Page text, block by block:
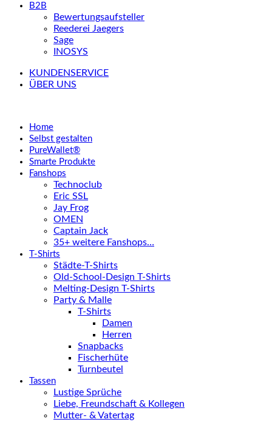
B2B
Bewertungsaufsteller
Reederei Jaegers
Sage
INOSYS
KUNDENSERVICE
ÜBER UNS
Home
Selbst gestalten
PureWallet®
Smarte Produkte
Fanshops
Technoclub
Eric SSL
Jay Frog
OMEN
Captain Jack
35+ weitere Fanshops…
T-Shirts
Städte-T-Shirts
Old-School-Design T-Shirts
Melting-Design T-Shirts
Party & Malle
T-Shirts
Damen
Herren
Snapbacks
Fischerhüte
Turnbeutel
Tassen
Lustige Sprüche
Liebe, Freundschaft & Kollegen
Mutter- & Vatertag